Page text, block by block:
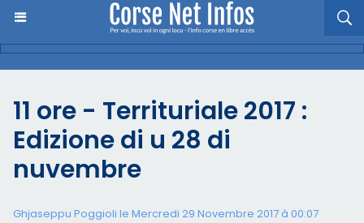
11 ore - Territuriale 2017 :
Edizione di u 28 di
nuvembre
Ghjaseppu Poggioli le Mercredi 29 Novembre 2017 à 00:07